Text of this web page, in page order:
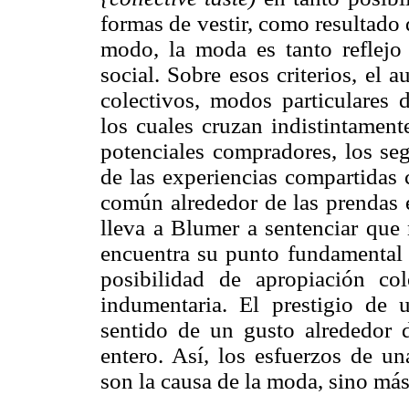
formas de vestir, como
modo, la moda es tanto
social. Sobre esos criterios, el
colectivos, modos particulares
los cuales cruzan
potenciales compradores, los
de las experiencias
común alrededor de las prendas
lleva a Blumer a sentenciar
encuentra su punto
posibilidad de apropiación
indumentaria. El prestigio de
sentido de un gusto
entero. Así, los esfuerzos de
son la causa de la moda, sino